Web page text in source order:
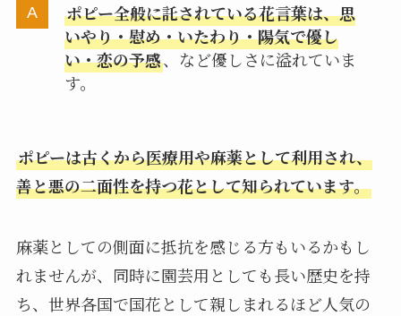
ポピー全般に託されている花言葉は、思
いやり・慰め・いたわり・陽気で優し
い・恋の予感、など優しさに溢れていま
す。
ポピーは古くから医療用や麻薬として利用され、
善と悪の二面性を持つ花として知られています。
麻薬としての側面に抵抗を感じる方もいるかもし
れませんが、同時に園芸用としても長い歴史を持
ち、世界各国で国花として親しまれるほど人気の